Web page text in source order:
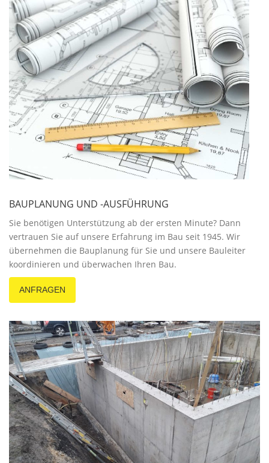
BAUPLANUNG UND -AUSFÜHRUNG
Sie benötigen Unterstützung ab der ersten Minute? Dann
vertrauen Sie auf unsere Erfahrung im Bau seit 1945. Wir
übernehmen die Bauplanung für Sie und unsere Bauleiter
koordinieren und überwachen Ihren Bau.
ANFRAGEN